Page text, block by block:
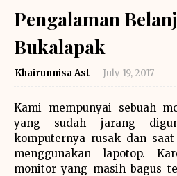
Pengalaman
Bukalapak
Khairunnisa Ast July 19, 2017
Kami mempunyai sebuah
yang sudah jarang
komputernya rusak dan
menggunakan lapotop.
monitor yang masih bagus